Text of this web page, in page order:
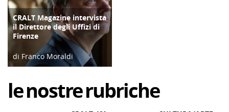
COPERTINA
CRALT Magazine intervista
il Direttore degli Uffizi di
Firenze
di Franco Moraldi
lenostrerubriche